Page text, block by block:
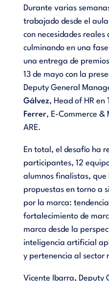
Durante varias
trabajado desde el
con necesidades reales
culminando en una
una entrega de
13 de mayo con la
Deputy General
Gálvez, Head of HR en
Ferrer, E-Commerce &
ARE.
En total, el desafío ha
participantes, 12
alumnos finalistas, que
propuestas en torno a
por la marca:
fortalecimiento de
marca desde la
inteligencia artificial
y pertenencia al sector
Vicente Ibarra, Deputy